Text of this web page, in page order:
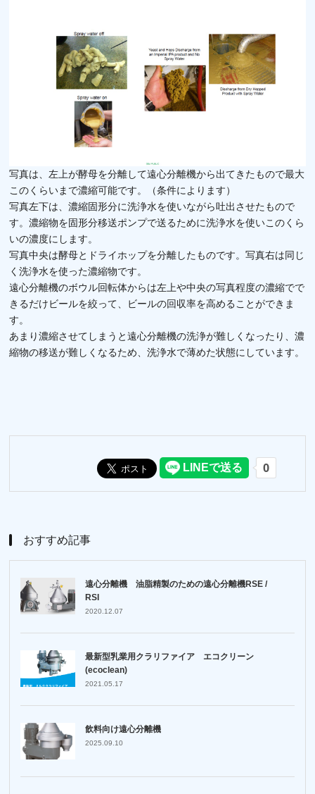
写真は、左上が酵母を分離して遠心分離機から出てきたもので最大
このくらいまで濃縮可能です。（条件によります）
写真左下は、濃縮固形分に洗浄水を使いながら吐出させたもので
す。濃縮物を固形分移送ポンプで送るために洗浄水を使いこのくら
いの濃度にします。
写真中央は酵母とドライホップを分離したものです。写真右は同じ
く洗浄水を使った濃縮物です。
遠心分離機のボウル回転体からは左上や中央の写真程度の濃縮でで
きるだけビールを絞って、ビールの回収率を高めることができま
す。
あまり濃縮させてしまうと遠心分離機の洗浄が難しくなったり、濃
縮物の移送が難しくなるため、洗浄水で薄めた状態にしています。
おすすめ記事
遠心分離機 油脂精製のための遠心分離機RSE /
RSI
2020.12.07
最新型乳業用クラリファイア エコクリーン
(ecoclean)
2021.05.17
飲料向け遠心分離機
2025.09.10